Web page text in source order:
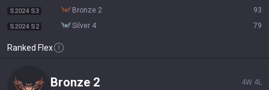
S2024 S3 bronze 2 93
S2024 S2 silver 4 79
Ranked Flex
bronze 2 4W 4L